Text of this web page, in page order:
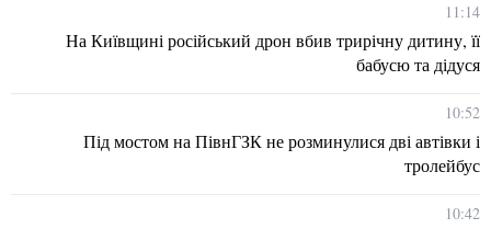
11:14
На Київщині російський дрон вбив трирічну дитину, її
бабусю та дідуся
10:52
Під мостом на ПівнГЗК не розминулися дві автівки і
тролейбус
10:42